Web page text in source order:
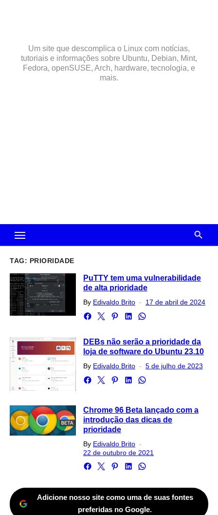
Um site que descomplica o Linux com notícias,
tutoriais e informações sobre Ubuntu, Debian, Mint,
Fedora, openSUSE, Arch, hardware, tecnologia, e
mais.
TAG: PRIORIDADE
PuTTY tem uma vulnerabilidade
de alta prioridade
By Edivaldo Brito
Posted
17 de abril de 2024
DEBs não serão a prioridade da
loja de software do Ubuntu 23.10
By Edivaldo Brito
Posted
5 de julho de 2023
Chrome 96 Beta lançado com a
introdução das dicas de
prioridade
By Edivaldo Brito
on
22 de outubro de 2021
Adicione nosso site como uma de suas fontes
preferidas no Google.